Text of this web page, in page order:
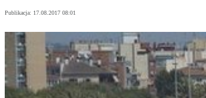
Publikacja: 17.08.2017 08:01